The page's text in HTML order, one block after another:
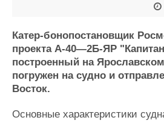
Журнал
Реклама
Материалы
Конференции
Личности
Катер-бонопостановщик
проекта А-40—2Б-ЯР
построенный на
погружен на судно и
Восток.
Основные характеристики